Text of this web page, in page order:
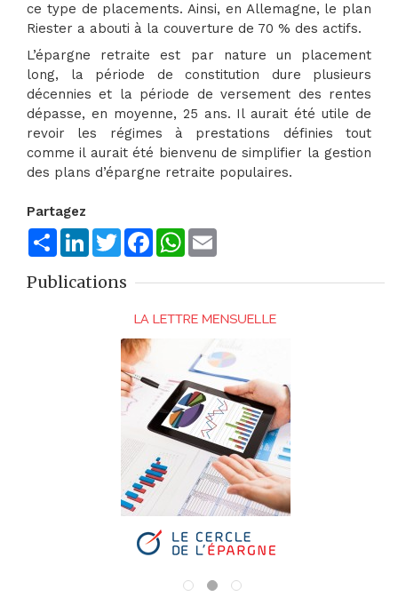
ce type de placements. Ainsi, en Allemagne, le plan
Riester a abouti à la couverture de 70 % des actifs.
L’épargne retraite est par nature un placement
long, la période de constitution dure plusieurs
décennies et la période de versement des rentes
dépasse, en moyenne, 25 ans. Il aurait été utile de
revoir les régimes à prestations définies tout
comme il aurait été bienvenu de simplifier la gestion
des plans d’épargne retraite populaires.
Partagez
ShareLinkedInTwitterFacebookWhatsApp
Publications